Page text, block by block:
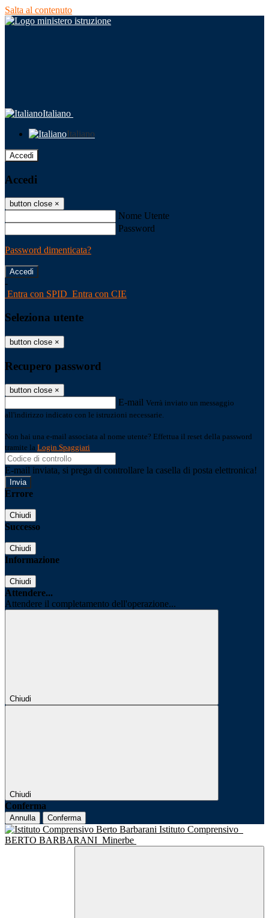
Salta al contenuto
Italiano
Italiano
Accedi
Accedi
button close ×
Nome Utente
Password
Password dimenticata?
-
Entra con SPID Entra con CIE
Seleziona utente
button close ×
Recupero password
button close ×
E-mail Verrà inviato un messaggio
all'indirizzo indicato con le istruzioni necessarie.
Non hai una e-mail associata al nome utente? Effettua il reset della password
tramite la Login Spaggiari
E-mail inviata, si prega di controllare la casella di posta elettronica!
Errore
Chiudi
Successo
Chiudi
Informazione
Chiudi
Attendere...
Attendere il completamento dell'operazione...
Chiudi
Chiudi
Conferma
Annulla Conferma
Istituto Comprensivo
BERTO BARBARANI Minerbe